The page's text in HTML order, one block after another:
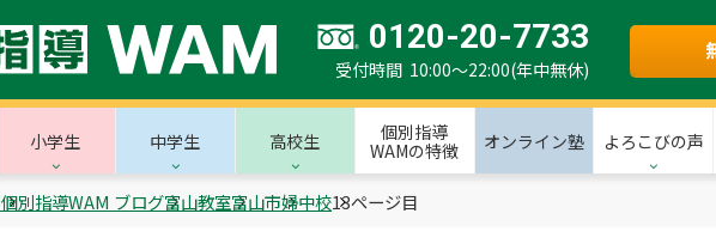
0120-20-7733
受付時間 10:00～22:00(年中無休)
小学生 中学生 高校生
個別指導
WAMの特徴
オンライン塾 よろこびの声
個別指導WAM ブログ富山教室富山市婦中校13ページ目